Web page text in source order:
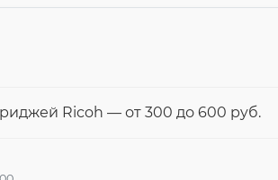
Ricoh — от 300 до 600 pyб.